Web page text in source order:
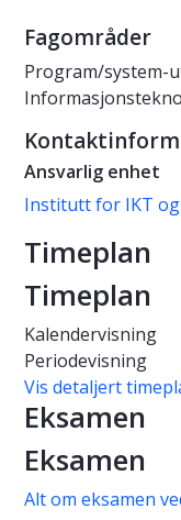
Fagområder
Program/system-
Ansvarlig enhet
Institutt for IKT
Timeplan
Timeplan
Kalendervisning
Periodevisning
Vis detaljert
Eksamen
Eksamen
Alt om eksamen